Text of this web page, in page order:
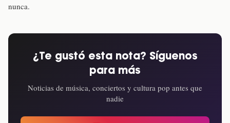
nunca.
¿Te gustó esta nota? Síguenos
para más
Noticias de música, conciertos y cultura pop antes que
nadie